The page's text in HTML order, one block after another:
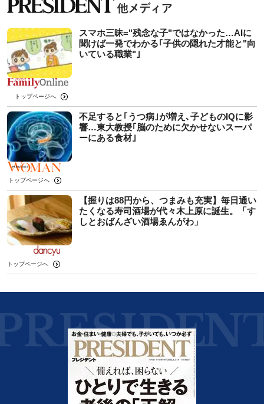
スマホ三昧="残念な子"ではなかった…AIに
聞けば一発でわかる｢子供の隠れた才能と"向
いている職業"｣
トップページへ
不足すると｢うつ病｣が増え､子どものIQに影
響…東大教授｢脳のために欠かせないスーパ
ーにある食材｣
トップページへ
【握りは88円から、つまみも充実】毎日通い
たくなる寿司酒場が代々木上原に誕生。「す
しとおばんざい酒場ゑんがわ」
トップページへ